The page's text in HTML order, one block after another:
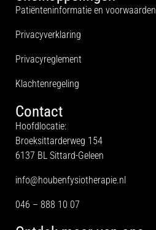
Patiënteninformatie en voorwaarden
Privacyverklaring
Privacyreglement
Klachtenregeling
Contact
Hoofdlocatie:
Broeksittarderweg 154
6137 BL Sittard-Geleen
info@houbenfysiotherapie.nl
046 – 888 10 07